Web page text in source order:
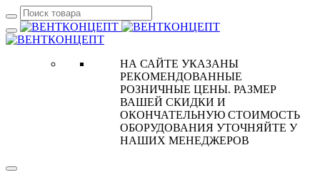
НА САЙТЕ УКАЗАНЫ
РЕКОМЕНДОВАННЫЕ
РОЗНИЧНЫЕ ЦЕНЫ. РАЗМЕР
ВАШЕЙ СКИДКИ И
ОКОНЧАТЕЛЬНУЮ СТОИМОСТЬ
ОБОРУДОВАНИЯ УТОЧНЯЙТЕ У
НАШИХ МЕНЕДЖЕРОВ